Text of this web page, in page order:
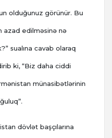
olduğunuz görünür. Bu
azad edilməsinə nə
sualına cavab olaraq
ki, “Biz daha ciddi
münasibətlərinin
dövlət başçılarına